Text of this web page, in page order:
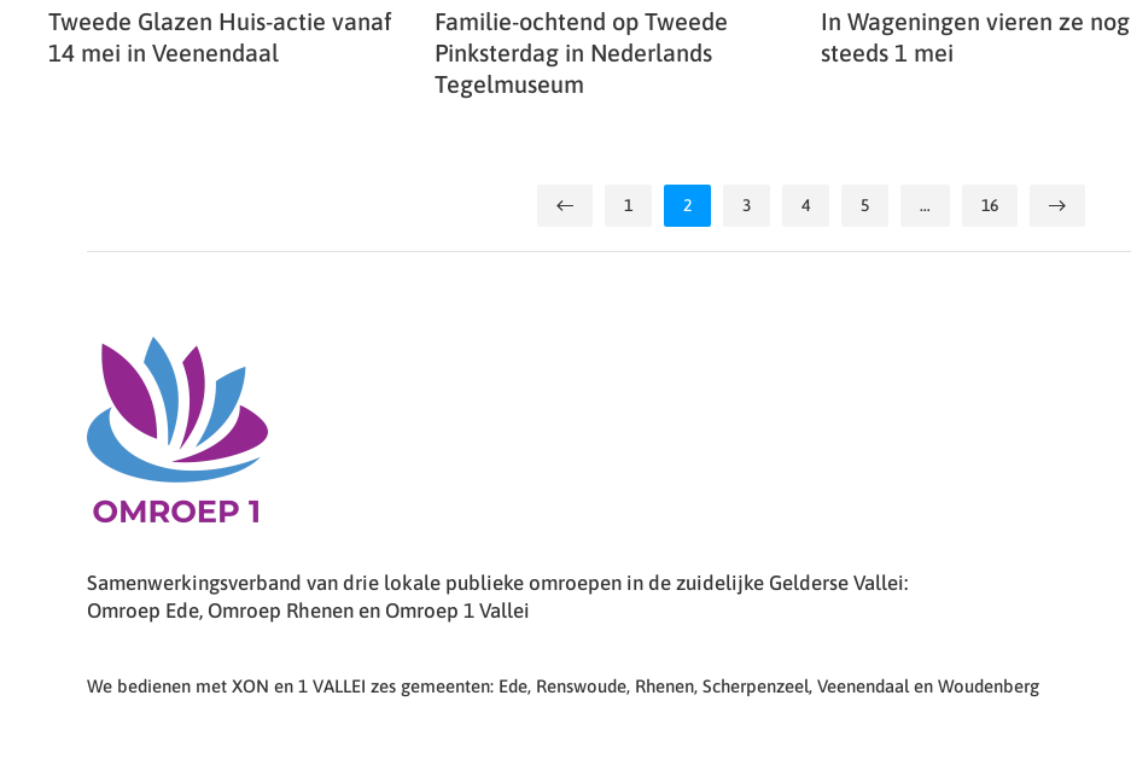
Tweede Glazen Huis-actie vanaf
14 mei in Veenendaal
Familie-ochtend op Tweede
Pinksterdag in Nederlands
Tegelmuseum
In Wageningen vieren ze nog
steeds 1 mei
1 2 3 4 5 … 16
Samenwerkingsverband van drie lokale publieke omroepen in de zuidelijke Gelderse Vallei:
Omroep Ede, Omroep Rhenen en Omroep 1 Vallei
We bedienen met XON en 1 VALLEI zes gemeenten: Ede, Renswoude, Rhenen, Scherpenzeel, Veenendaal en Woudenberg